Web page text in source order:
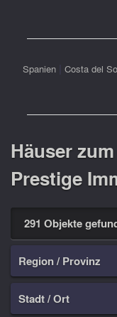
Spanien| Costa del
Häuser
Prestige
291 Objekte
Region / Provinz
Stadt / Ort